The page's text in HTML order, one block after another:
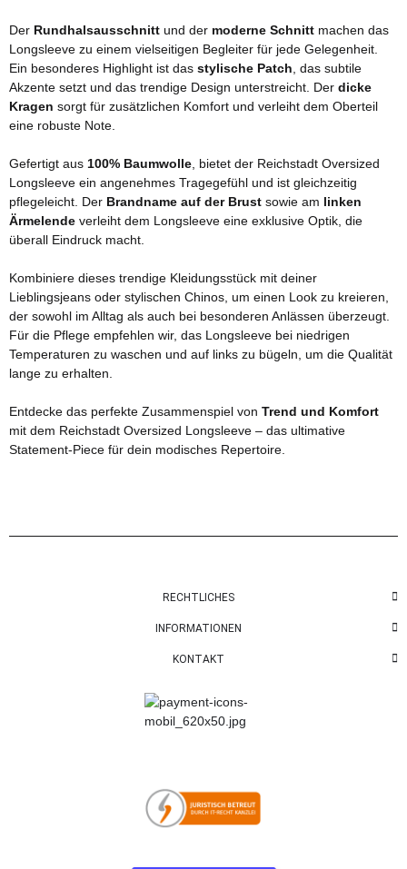
Der Rundhalsausschnitt und der moderne Schnitt machen das
Longsleeve zu einem vielseitigen Begleiter für jede Gelegenheit.
Ein besonderes Highlight ist das stylische Patch , das subtile
Akzente setzt und das trendige Design unterstreicht. Der dicke
Kragen sorgt für zusätzlichen Komfort und verleiht dem Oberteil
eine robuste Note.
Gefertigt aus 100% Baumwolle , bietet der Reichstadt Oversized
Longsleeve ein angenehmes Tragegefühl und ist gleichzeitig
pflegeleicht. Der Brandname auf der Brust sowie am linken
Ärmelende verleiht dem Longsleeve eine exklusive Optik, die
überall Eindruck macht.
Kombiniere dieses trendige Kleidungsstück mit deiner
Lieblingsjeans oder stylischen Chinos, um einen Look zu kreieren,
der sowohl im Alltag als auch bei besonderen Anlässen überzeugt.
Für die Pflege empfehlen wir, das Longsleeve bei niedrigen
Temperaturen zu waschen und auf links zu bügeln, um die Qualität
lange zu erhalten.
Entdecke das perfekte Zusammenspiel von Trend und Komfort
mit dem Reichstadt Oversized Longsleeve – das ultimative
Statement-Piece für dein modisches Repertoire.
RECHTLICHES
INFORMATIONEN
KONTAKT